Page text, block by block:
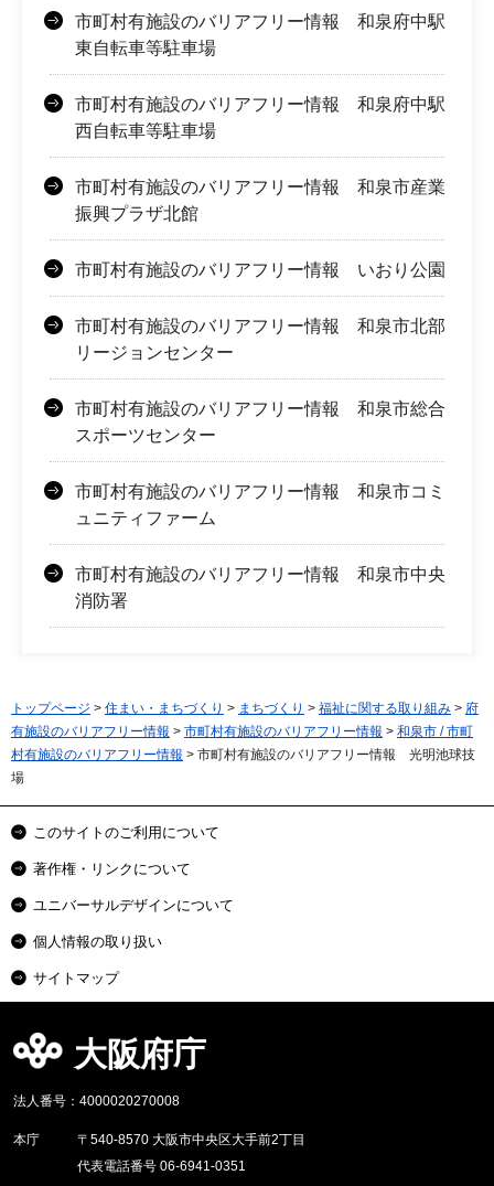
市町村有施設のバリアフリー情報 和泉府中駅
東自転車等駐車場
市町村有施設のバリアフリー情報 和泉府中駅
西自転車等駐車場
市町村有施設のバリアフリー情報 和泉市産業
振興プラザ北館
市町村有施設のバリアフリー情報 いおり公園
市町村有施設のバリアフリー情報 和泉市北部
リージョンセンター
市町村有施設のバリアフリー情報 和泉市総合
スポーツセンター
市町村有施設のバリアフリー情報 和泉市コミ
ュニティファーム
市町村有施設のバリアフリー情報 和泉市中央
消防署
トップページ > 住まい・まちづくり > まちづくり > 福祉に関する取り組み > 府
有施設のバリアフリー情報 > 市町村有施設のバリアフリー情報 > 和泉市 / 市町
村有施設のバリアフリー情報 > 市町村有施設のバリアフリー情報 光明池球技
場
このサイトのご利用について
著作権・リンクについて
ユニバーサルデザインについて
個人情報の取り扱い
サイトマップ
大阪府庁
法人番号：4000020270008
本庁
〒540-8570 大阪市中央区大手前2丁目
代表電話番号 06-6941-0351